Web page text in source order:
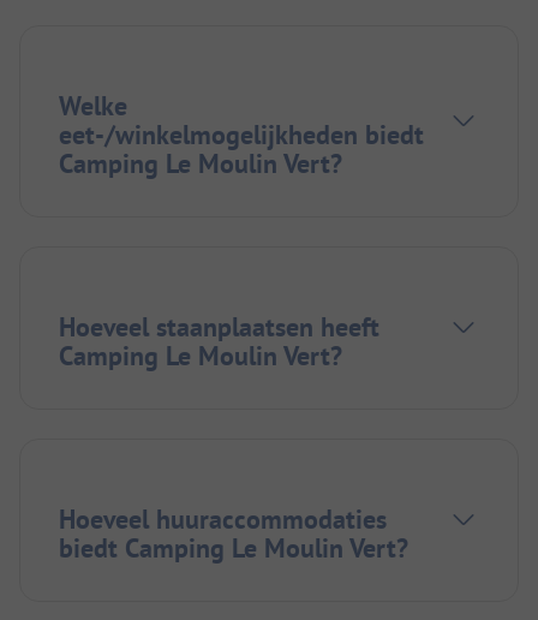
Welke
eet-/winkelmogelijkheden biedt
Camping Le Moulin Vert?
Hoeveel staanplaatsen heeft
Camping Le Moulin Vert?
Hoeveel huuraccommodaties
biedt Camping Le Moulin Vert?